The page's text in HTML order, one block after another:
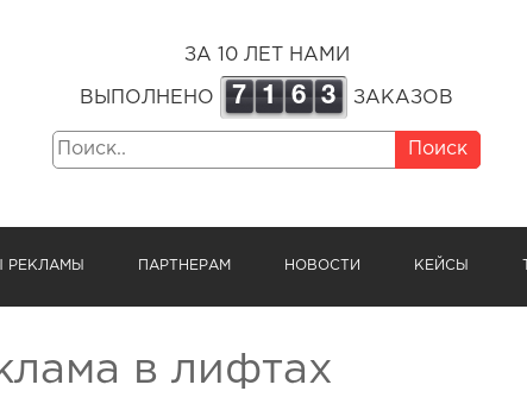
ЗА 10 ЛЕТ НАМИ
ВЫПОЛНЕНО 7 1 6 3 ЗАКАЗОВ
Поиск
РЕКЛАМЫ ПАРТНЕРАМ НОВОСТИ КЕЙСЫ
в лифтах